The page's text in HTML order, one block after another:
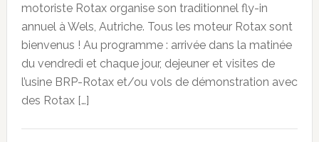
motoriste Rotax organise son traditionnel fly-in
annuel à Wels, Autriche. Tous les moteur Rotax sont
bienvenus ! Au programme : arrivée dans la matinée
du vendredi et chaque jour, dejeuner et visites de
l’usine BRP-Rotax et/ou vols de démonstration avec
des Rotax […]